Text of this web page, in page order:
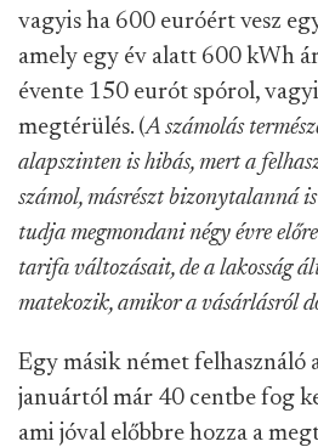
vagyis ha 600 euróért vesz
amely egy év alatt 600 kWh
évente 150 eurót spórol,
megtérülés. (A számolás
alapszinten is hibás, mert a
számol, másrészt bizonytalanná
tudja megmondani négy évre
tarifa változásait, de a lakosság
matekozik, amikor a vásárlásról
Egy másik német felhasználó
januártól már 40 centbe fog
ami jóval előbbre hozza a